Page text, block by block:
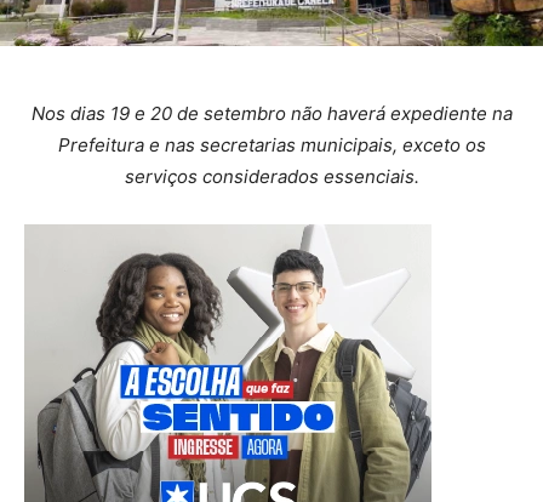
Nos dias 19 e 20 de setembro não haverá expediente na
Prefeitura e nas secretarias municipais, exceto os
serviços considerados essenciais.